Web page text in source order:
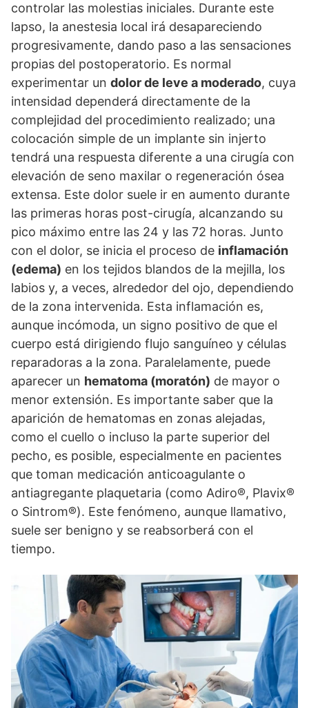
controlar las molestias iniciales. Durante este
lapso, la anestesia local irá desapareciendo
progresivamente, dando paso a las sensaciones
propias del postoperatorio. Es normal
experimentar un dolor de leve a moderado, cuya
intensidad dependerá directamente de la
complejidad del procedimiento realizado; una
colocación simple de un implante sin injerto
tendrá una respuesta diferente a una cirugía con
elevación de seno maxilar o regeneración ósea
extensa. Este dolor suele ir en aumento durante
las primeras horas post-cirugía, alcanzando su
pico máximo entre las 24 y las 72 horas. Junto
con el dolor, se inicia el proceso de inflamación
(edema) en los tejidos blandos de la mejilla, los
labios y, a veces, alrededor del ojo, dependiendo
de la zona intervenida. Esta inflamación es,
aunque incómoda, un signo positivo de que el
cuerpo está dirigiendo flujo sanguíneo y células
reparadoras a la zona. Paralelamente, puede
aparecer un hematoma (moratón) de mayor o
menor extensión. Es importante saber que la
aparición de hematomas en zonas alejadas,
como el cuello o incluso la parte superior del
pecho, es posible, especialmente en pacientes
que toman medicación anticoagulante o
antiagregante plaquetaria (como Adiro®, Plavix®
o Sintrom®). Este fenómeno, aunque llamativo,
suele ser benigno y se reabsorberá con el
tiempo.